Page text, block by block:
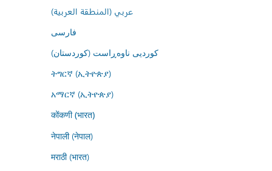
عربي (المنطقة العربية)
فارسى
کوردیی ناوەڕاست (کوردستان)
ትግርኛ (ኢትዮጵያ)
አማርኛ (ኢትዮጵያ)
कोंकणी (भारत)
नेपाली (नेपाल)
मराठी (भारत)